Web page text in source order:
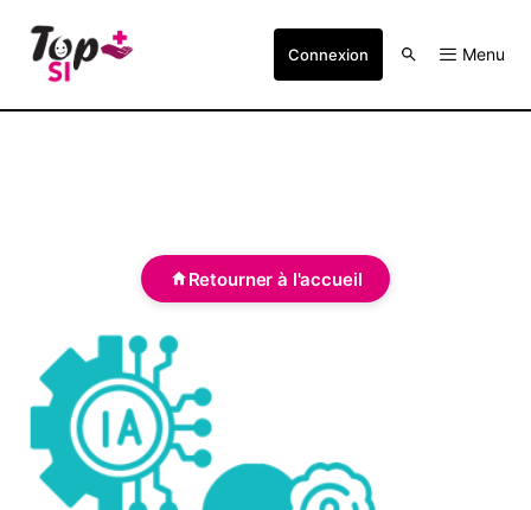
Connexion Menu
Retourner à l'accueil